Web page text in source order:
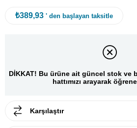
₺389,93 ' den başlayan taksitle
DİKKAT! Bu ürüne ait güncel stok ve
hattımızı arayarak
Karşılaştır